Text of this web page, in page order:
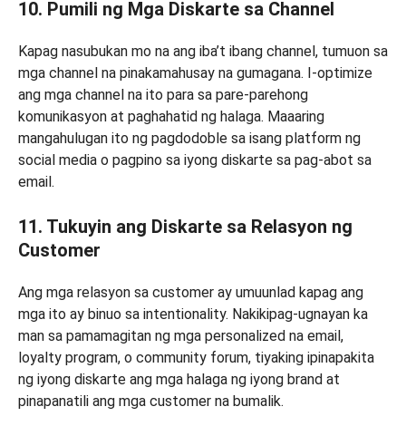
10. Pumili ng Mga Diskarte sa Channel
Kapag nasubukan mo na ang iba’t ibang channel, tumuon sa
mga channel na pinakamahusay na gumagana. I-optimize
ang mga channel na ito para sa pare-parehong
komunikasyon at paghahatid ng halaga. Maaaring
mangahulugan ito ng pagdodoble sa isang platform ng
social media o pagpino sa iyong diskarte sa pag-abot sa
email.
11. Tukuyin ang Diskarte sa Relasyon ng
Customer
Ang mga relasyon sa customer ay umuunlad kapag ang
mga ito ay binuo sa intentionality. Nakikipag-ugnayan ka
man sa pamamagitan ng mga personalized na email,
loyalty program, o community forum, tiyaking ipinapakita
ng iyong diskarte ang mga halaga ng iyong brand at
pinapanatili ang mga customer na bumalik.